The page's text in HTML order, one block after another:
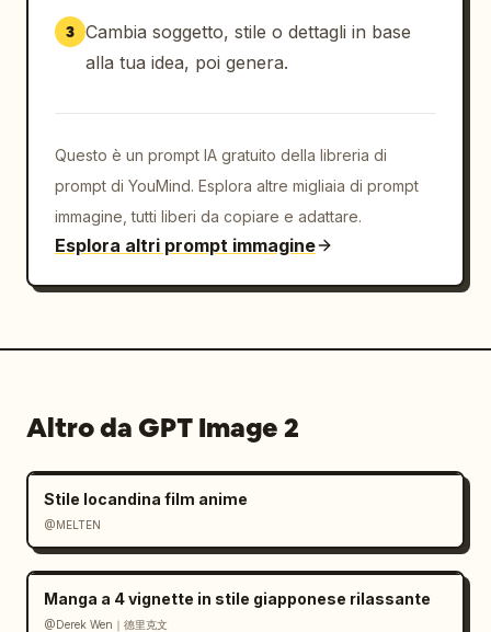
3 Cambia soggetto, stile o dettagli in base
alla tua idea, poi genera.
Questo è un prompt IA gratuito della libreria di
prompt di YouMind. Esplora altre migliaia di prompt
immagine, tutti liberi da copiare e adattare.
Esplora altri prompt immagine
Altro da GPT Image 2
Stile locandina film anime
@MELTEN
Manga a 4 vignette in stile giapponese rilassante
@Derek Wen｜德里克文